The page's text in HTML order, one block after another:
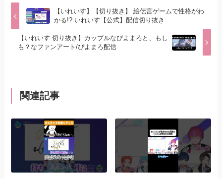
【いれいす】【切り抜き】 絵伝言ゲームで性格がわ
かる!? いれいす【公式】配信切り抜き
【いれいす 切り抜き】カップルなぴよまろと、もし
も？なファンアート/ぴよまろ配信
関連記事